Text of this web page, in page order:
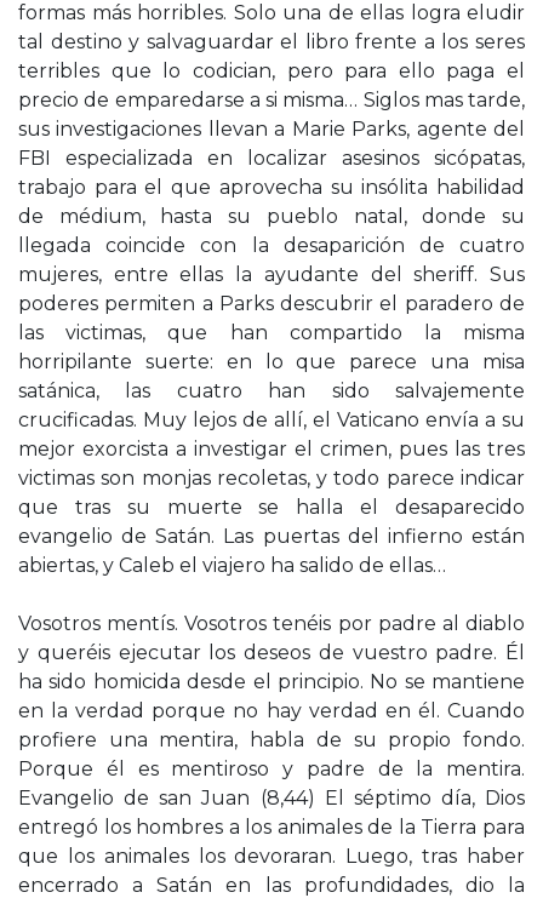
formas más horribles. Solo una de ellas logra eludir
tal destino y salvaguardar el libro frente a los seres
terribles que lo codician, pero para ello paga el
precio de emparedarse a si misma… Siglos mas tarde,
sus investigaciones llevan a Marie Parks, agente del
FBI especializada en localizar asesinos sicópatas,
trabajo para el que aprovecha su insólita habilidad
de médium, hasta su pueblo natal, donde su
llegada coincide con la desaparición de cuatro
mujeres, entre ellas la ayudante del sheriff. Sus
poderes permiten a Parks descubrir el paradero de
las victimas, que han compartido la misma
horripilante suerte: en lo que parece una misa
satánica, las cuatro han sido salvajemente
crucificadas. Muy lejos de allí, el Vaticano envía a su
mejor exorcista a investigar el crimen, pues las tres
victimas son monjas recoletas, y todo parece indicar
que tras su muerte se halla el desaparecido
evangelio de Satán. Las puertas del infierno están
abiertas, y Caleb el viajero ha salido de ellas…
Vosotros mentís. Vosotros tenéis por padre al diablo
y queréis ejecutar los deseos de vuestro padre. Él
ha sido homicida desde el principio. No se mantiene
en la verdad porque no hay verdad en él. Cuando
profiere una mentira, habla de su propio fondo.
Porque él es mentiroso y padre de la mentira.
Evangelio de san Juan (8,44) El séptimo día, Dios
entregó los hombres a los animales de la Tierra para
que los animales los devoraran. Luego, tras haber
encerrado a Satán en las profundidades, dio la